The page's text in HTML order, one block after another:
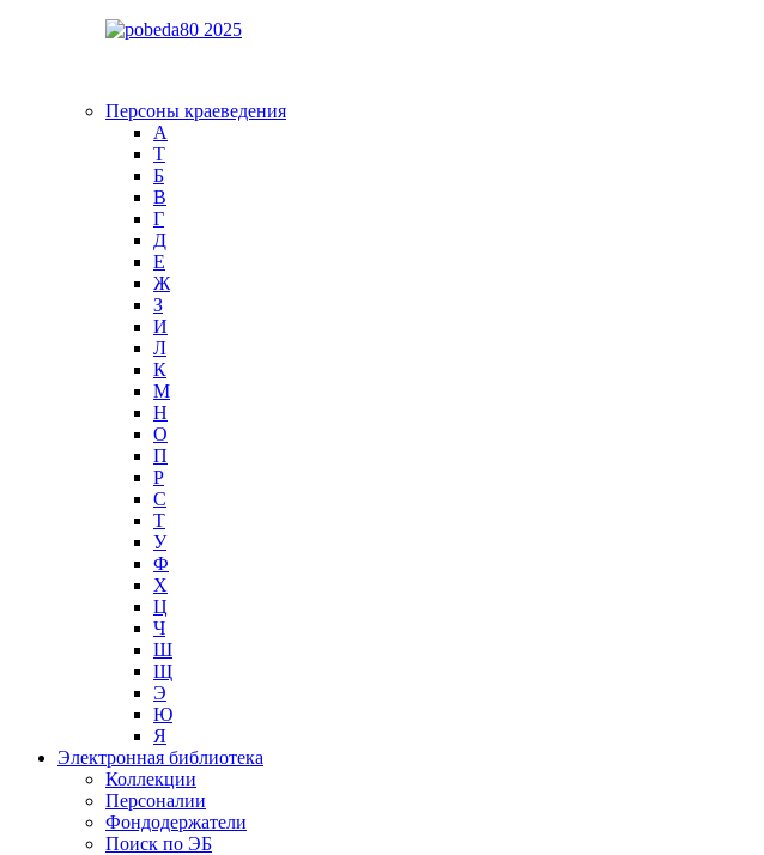
Персоны краеведения
А
T
Б
В
Г
Д
Е
Ж
З
И
Л
К
М
Н
О
П
Р
С
Т
У
Ф
Х
Ц
Ч
Ш
Щ
Э
Ю
Я
Электронная библиотека
Коллекции
Персоналии
Фондодержатели
Поиск по ЭБ